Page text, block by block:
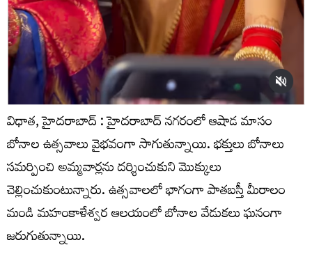
విధాత, హైదరాబాద్ : హైదరాబాద్ నగరంలో ఆషాడ మాసం
బోనాల ఉత్సవాలు వైభవంగా సాగుతున్నాయి. భక్తులు బోనాలు
సమర్పించి అమ్మవార్లను దర్శించుకుని మొక్కులు
చెల్లించుకుంటున్నారు. ఉత్సవాలలో భాగంగా పాతబస్తీ మీరాలం
మండి మహంకాళేశ్వర ఆలయంలో బోనాల వేడుకలు ఘనంగా
జరుగుతున్నాయి.